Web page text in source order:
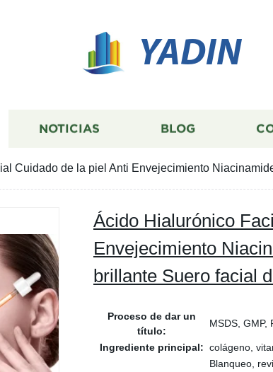
YADIN
NOTICIAS BLOG
Cuidado de la piel Anti Envejecimiento
Ácido Hialurónico
Envejecimiento
brillante Suero facial
Proceso de dar un
título:
MSDS, GMP,
Ingrediente principal: colágeno,
Blanqueo,